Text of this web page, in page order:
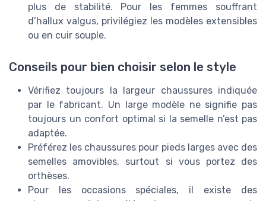
plus de stabilité. Pour les femmes souffrant
d’hallux valgus, privilégiez les modèles extensibles
ou en cuir souple.
Conseils pour bien choisir selon le style
Vérifiez toujours la largeur chaussures indiquée
par le fabricant. Un large modèle ne signifie pas
toujours un confort optimal si la semelle n’est pas
adaptée.
Préférez les chaussures pour pieds larges avec des
semelles amovibles, surtout si vous portez des
orthèses.
Pour les occasions spéciales, il existe des